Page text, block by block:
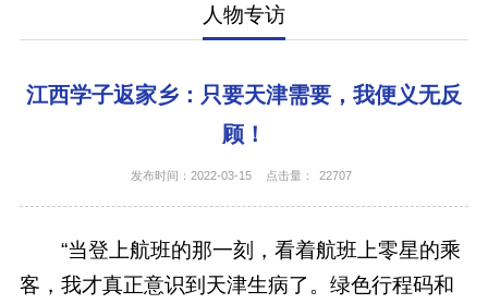
人物专访
江西学子返家乡：只要天津需要，我便义无反
顾！
发布时间：2022-03-15 点击量： 22707
“当登上航班的那一刻，看着航班上零星的乘
客，我才真正意识到天津生病了。绿色行程码和